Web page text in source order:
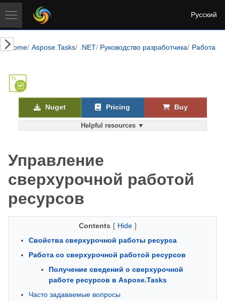
Русский
Home Aspose.Tasks .NET Руководство разработчика Работа с
Helpful resources ▼
Nuget Pricing Buy
Управление
сверхурочной работой
ресурсов
Contents [ Hide ]
Свойства сверхурочной работы ресурса
Работа со сверхурочной работой ресурсов
Получение сведений о сверхурочной
работе ресурсов в Aspose.Tasks
Часто задаваемые вопросы